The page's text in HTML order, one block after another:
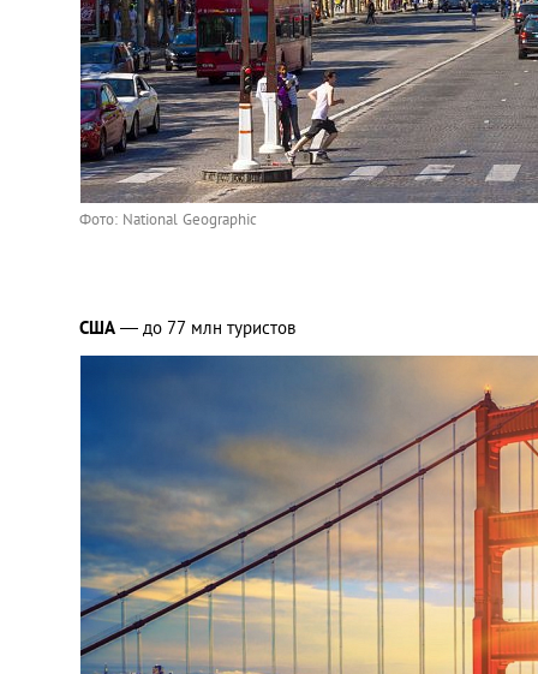
Фото: National Geographic
США — до 77 млн туристов